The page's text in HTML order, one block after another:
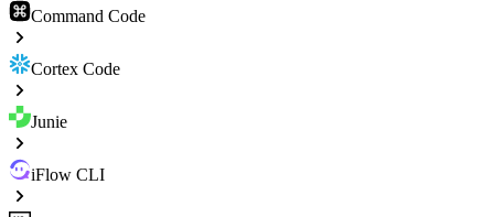
Command Code
Cortex Code
Junie
iFlow CLI